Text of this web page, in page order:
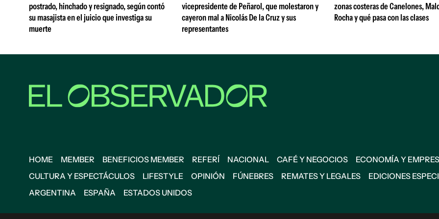
postrado, hinchado y resignado, según contó
su masajista en el juicio que investiga su
muerte
vicepresidente de Peñarol, que molestaron y
cayeron mal a Nicolás De la Cruz y sus
representantes
zonas costeras de Canelones,
Rocha y qué pasa con las clases
HOME MEMBER BENEFICIOS MEMBER REFERÍ NACIONAL CAFÉ Y NEGOCIOS
ECONOMÍA Y
CULTURA Y ESPECTÁCULOS
LIFESTYLE OPINIÓN FÚNEBRES REMATES Y LEGALES
EDICIONES
ARGENTINA
ESPAÑA ESTADOS UNIDOS